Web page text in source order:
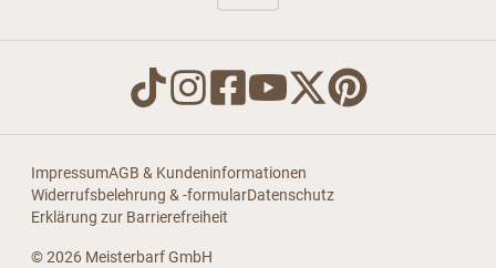
ImpressumAGB & Kundeninformationen
Widerrufsbelehrung & -formularDatenschutz
Erklärung zur Barrierefreiheit
© 2026 Meisterbarf GmbH